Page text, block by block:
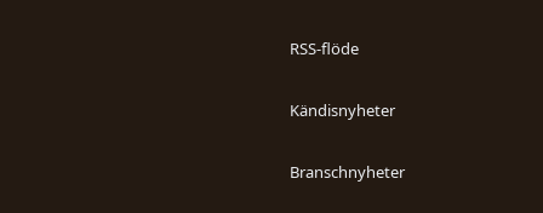
RSS-flöde
Kändisnyheter
Branschnyheter